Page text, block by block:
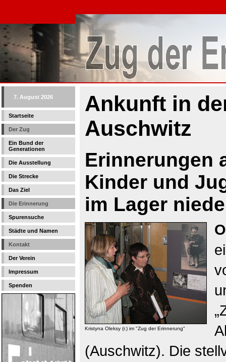
7. August 2026
Startseite
Der Zug
Ein Bund der
Generationen
Die Ausstellung
Die Strecke
Das Ziel
Die Erinnerung
Spurensuche
Städte und Namen
Kontakt
Der Verein
Impressum
Spenden
Ankunft in
Auschwitz
Erinnerungen
Kinder und
im Lager
Kristyna Oleksy (r.) im "Zug der Erinnerung"
(Auschwitz). Die